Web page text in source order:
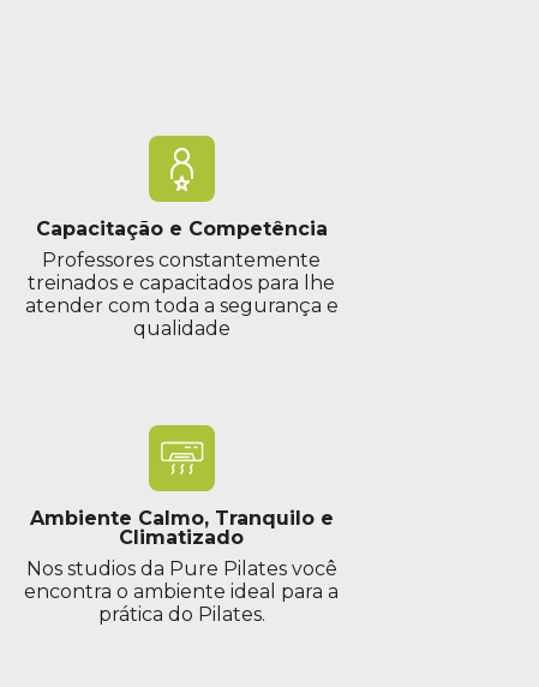
Capacitação e Competência
Professores constantemente
treinados e capacitados para lhe
atender com toda a segurança e
qualidade
Ambiente Calmo, Tranquilo e
Climatizado
Nos studios da Pure Pilates você
encontra o ambiente ideal para a
prática do Pilates.